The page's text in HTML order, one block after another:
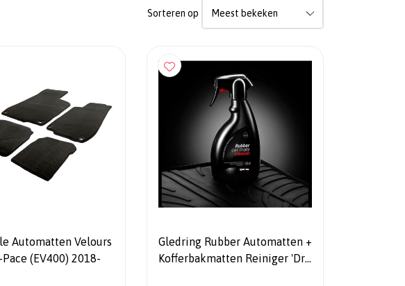
Sorteren op
Automatten Velours
(EV400) 2018-
Gledring Rubber Automatten +
Kofferbakmatten Reiniger 'Dry